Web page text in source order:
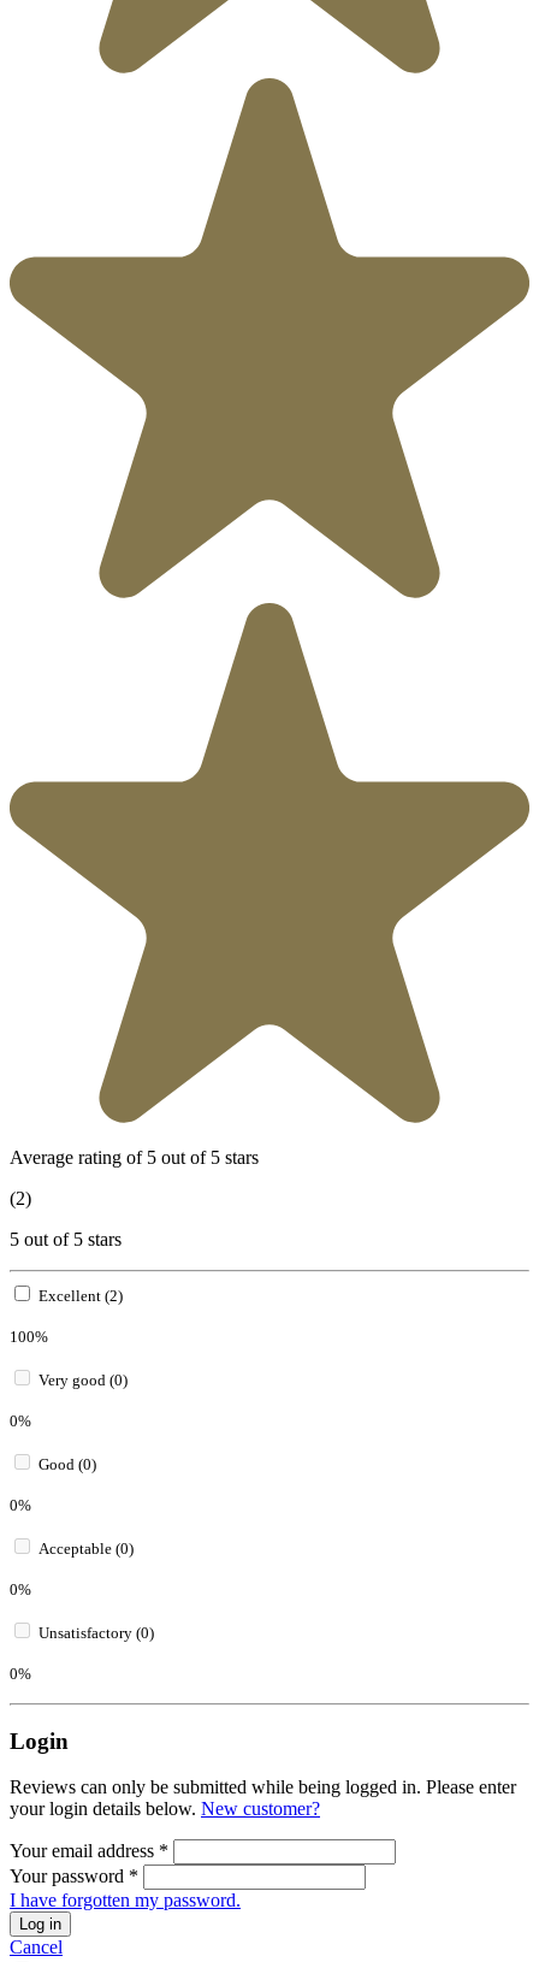
Average rating of 5 out of 5 stars
(2)
5 out of 5 stars
Excellent (2)
100%
Very good (0)
0%
Good (0)
0%
Acceptable (0)
0%
Unsatisfactory (0)
0%
Login
Reviews can only be submitted while being logged in. Please enter
your login details below. New customer?
Your email address *
Your password *
I have forgotten my password.
Log in
Cancel